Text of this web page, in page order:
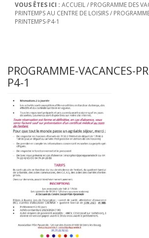
VOUS ÊTES ICI : ACCUEIL/ PROGRAMME DES
PRINTEMPS AU CENTRE DE LOISIRS/
PRINTEMPS-P4-1
PROGRAMME-VACANCES-
P4-1